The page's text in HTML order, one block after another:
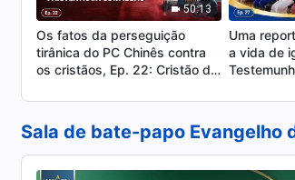
50:13
Os fatos da perseguição
tirânica do PC Chinês contra
os cristãos, Ep. 22: Cristão de
para extrair confissão
Uma
a vida de
de Chiang
tão
Sala de bate-papo Evangelho